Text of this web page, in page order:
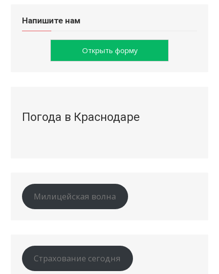
Напишите нам
Открыть форму
Погода в Краснодаре
Милицейская волна
Страхование сегодня